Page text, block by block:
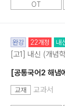
OT
완강 22개정 내
[고1] 내신 (개념
[공통국어2 해냄
교재 교과서